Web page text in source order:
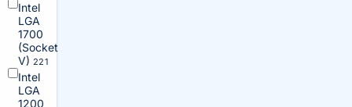
Intel
LGA
1700
(Socket
V) 221
Intel
LGA
1200